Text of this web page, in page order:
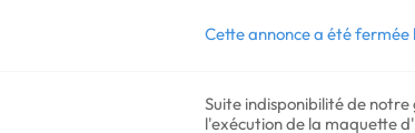
Cette annonce a été fermée
Suite indisponibilité de
l'exécution de la maquette